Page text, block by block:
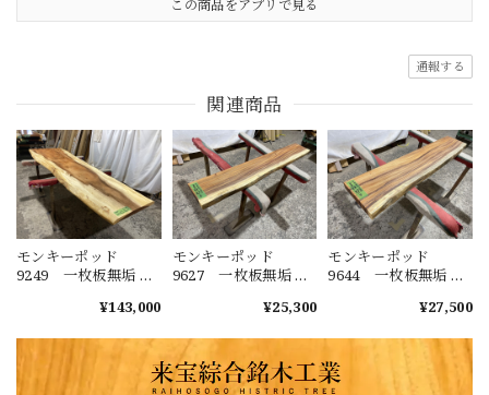
この商品をアプリで見る
通報する
関連商品
モンキーポッド
9249 一枚板無垢 乾
ｘ43mm 天板のみ
ーテーブル ダイニ
ングテーブル
¥143,000
モンキーポッド
9627 一枚板無垢 乾
ｘ40mm カウンタ
ル ダイニングテー
ブル
¥25,300
モンキーポッド
9644 一枚板無垢 乾
ｘ50mm カウンタ
ル ダイニングテー
ブル
¥27,500